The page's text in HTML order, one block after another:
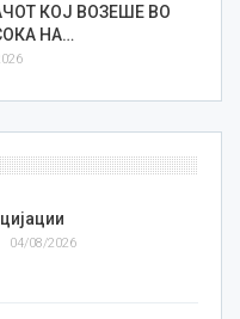
КОЈ ВОЗЕШЕ ВО
НА…
04/08/2026